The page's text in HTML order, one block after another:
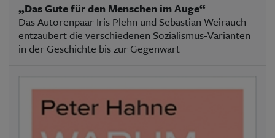
„Das Gute für den Menschen im Auge“
Das Autorenpaar Iris Plehn und Sebastian Weirauch
entzaubert die verschiedenen Sozialismus-Varianten
in der Geschichte bis zur Gegenwart